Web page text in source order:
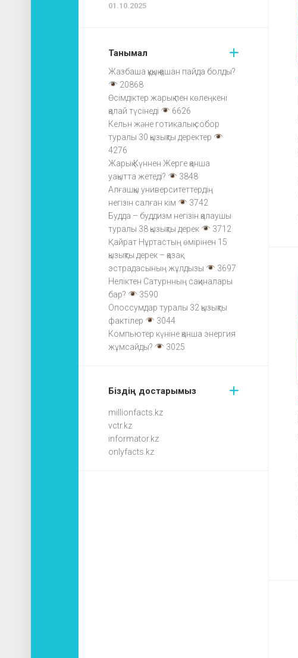
01.10.2025
Танымал
Жазбаша құқық қашан пайда болды?
20868
Өсімдіктер жарық пен көлеңкені
қалай түсінеді
6626
Кельн және готикалық собор
туралы 30 қызықты деректер
4276
Жарық Күннен Жерге қанша
уақытта жетеді?
3848
Алғашқы университеттердің
негізін салған кім
3742
Будда – буддизм негізін қалаушы
туралы 38 қызықты дерек
3712
Қайрат Нұртастың өмірінен 15
қызықты дерек – қазақ
эстрадасының жұлдызы
3697
Неліктен Сатурнның сақиналары
бар?
3590
Опоссумдар туралы 32 қызықты
фактілер
3044
Компьютер күніне қанша энергия
жұмсайды?
3025
Біздің достарымыз
millionfacts.kz
vctr.kz
informator.kz
onlyfacts.kz